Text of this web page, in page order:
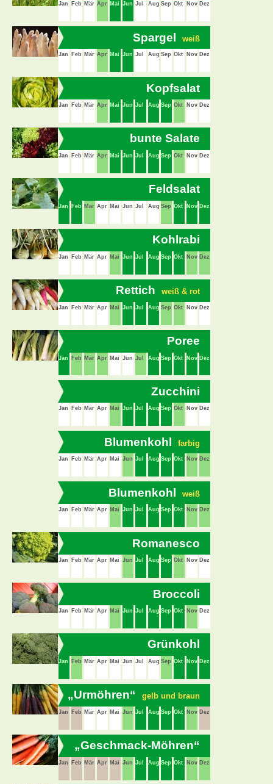
Jan Feb Mär Apr Mai Jun Jul Aug Sep Okt Nov Dez
Spargel weiß
Jan Feb Mär Apr Mai Jun Jul Aug Sep Okt Nov Dez
Kopfsalat
Jan Feb Mär Apr Mai Jun Jul Aug Sep Okt Nov Dez
bunte Salate
Jan Feb Mär Apr Mai Jun Jul Aug Sep Okt Nov Dez
Feldsalat
Jan Feb Mär Apr Mai Jun Jul Aug Sep Okt Nov Dez
Kohlrabi
Jan Feb Mär Apr Mai Jun Jul Aug Sep Okt Nov Dez
Rettich weiß & rot
Jan Feb Mär Apr Mai Jun Jul Aug Sep Okt Nov Dez
Poree
Jan Feb Mär Apr Mai Jun Jul Aug Sep Okt Nov Dez
Zucchini
Jan Feb Mär Apr Mai Jun Jul Aug Sep Okt Nov Dez
Blumenkohl farbig
Jan Feb Mär Apr Mai Jun Jul Aug Sep Okt Nov Dez
Blumenkohl weiß
Jan Feb Mär Apr Mai Jun Jul Aug Sep Okt Nov Dez
Romanesco
Jan Feb Mär Apr Mai Jun Jul Aug Sep Okt Nov Dez
Broccoli
Jan Feb Mär Apr Mai Jun Jul Aug Sep Okt Nov Dez
Grünkohl
Jan Feb Mär Apr Mai Jun Jul Aug Sep Okt Nov Dez
„Urmöhren“ gelb und braun
Jan Feb Mär Apr Mai Jun Jul Aug Sep Okt Nov Dez
„Geschmack-Möhren“
Jan Feb Mär Apr Mai Jun Jul Aug Sep Okt Nov Dez